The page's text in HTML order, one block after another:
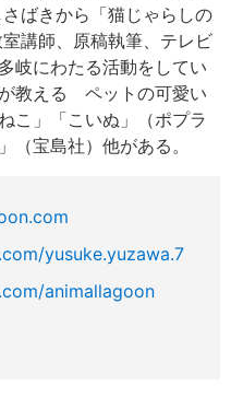
ばきから「猫じゃらしの
講師、原稿執筆、テレビ
岐にわたる活動をしてい
教える ペットの可愛い
こ」「こいぬ」（ポプラ
（宝島社）他がある。
yusuke.yuzawa.7
animallagoon